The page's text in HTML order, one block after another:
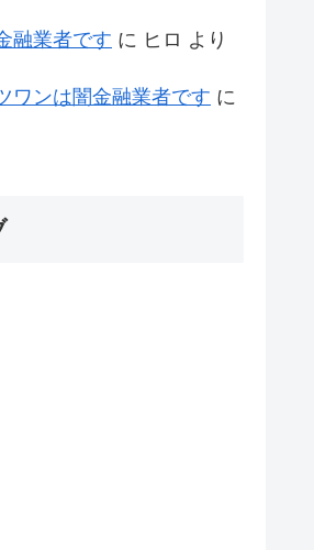
融業者です に ヒロ より
ワンは闇金融業者です に